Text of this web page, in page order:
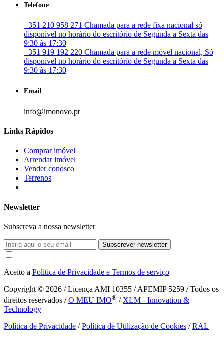
Telefone
+351 210 958 271 Chamada para a rede fixa nacional só
disponível no horário do escritório de Segunda a Sexta das
9:30 às 17:30
+351 919 192 220 Chamada para a rede móvel nacional, Só
disponível no horário do escritório de Segunda a Sexta das
9:30 às 17:30
Email
info@imonovo.pt
Links Rápidos
Comprar imóvel
Arrendar imóvel
Vender conosco
Terrenos
Newsletter
Subscreva a nossa newsletter
Subscrever newsletter
Aceito a Política de Privacidade e Termos de serviço
Copyright © 2026 / Licença AMI 10355 / APEMIP 5259 / Todos os
direitos reservados /O MEU IMO® / XLM - Innovation &
Technology
Política de Privacidade /Política de Utilização de Cookies /RAL